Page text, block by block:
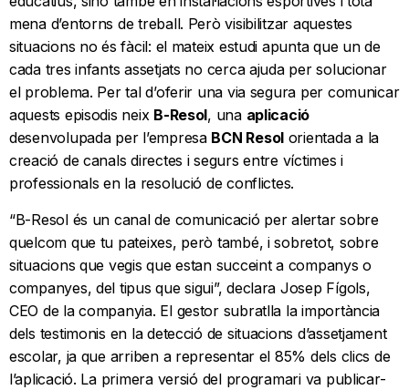
mena d’entorns de treball. Però visibilitzar aquestes
situacions no és fàcil: el mateix estudi apunta que un de
cada tres infants assetjats no cerca ajuda per solucionar
el problema. Per tal d’oferir una via segura per comunicar
aquests episodis neix B-Resol, una aplicació
desenvolupada per l’empresa BCN Resol orientada a la
creació de canals directes i segurs entre víctimes i
professionals en la resolució de conflictes.
“B-Resol és un canal de comunicació per alertar sobre
quelcom que tu pateixes, però també, i sobretot, sobre
situacions que vegis que estan succeint a companys o
companyes, del tipus que sigui”, declara Josep Fígols,
CEO de la companyia. El gestor subratlla la importància
dels testimonis en la detecció de situacions d’assetjament
escolar, ja que arriben a representar el 85% dels clics de
l’aplicació. La primera versió del programari va publicar-